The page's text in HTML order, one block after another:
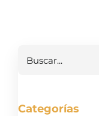
Categorías